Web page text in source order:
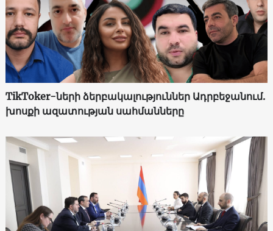
TikToker-ների ձերբակալություններ Ադրբեջանում.
խոսքի ազատության սահմանները